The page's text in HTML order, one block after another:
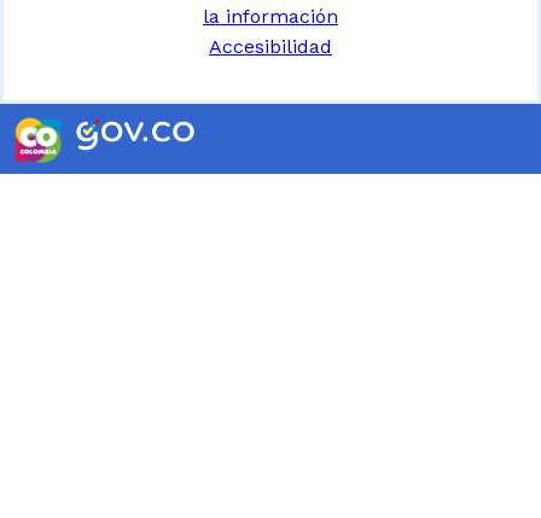
la información
Accesibilidad